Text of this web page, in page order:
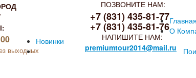
выходных
ПОЗВОНИТЕ НАМ:
+7 (831) 435-81-77
+7 (831) 435-81-76
НАПИШИТЕ НАМ:
premiumtour2014@mail.ru
Главная
О
Новинки